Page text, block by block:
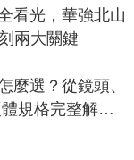
看光，華強北山
兩大關鍵
麼選？從鏡頭、
規格完整解